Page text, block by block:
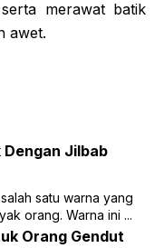
merawat batik
awet.
Dengan Jilbab
satu warna yang
orang. Warna ini ...
Orang Gendut